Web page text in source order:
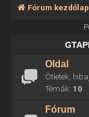
Fórum kezdőlap
Oldal
Ötletek,
Témák: 10
Fórum